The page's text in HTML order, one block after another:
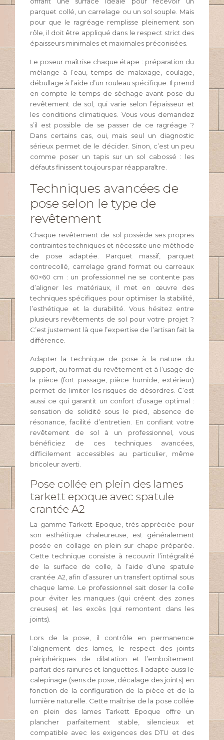
parquet collé, un carrelage ou un sol souple. Mais
pour que le ragréage remplisse pleinement son
rôle, il doit être appliqué dans le respect strict des
épaisseurs minimales et maximales préconisées.
Le poseur maîtrise chaque étape : préparation du
mélange à l’eau, temps de malaxage, coulage,
débullage à l’aide d’un rouleau spécifique. Il prend
en compte le temps de séchage avant pose du
revêtement de sol, qui varie selon l’épaisseur et
les conditions climatiques. Vous vous demandez
s’il est possible de se passer de ce ragréage ?
Dans certains cas, oui, mais seul un diagnostic
sérieux permet de le décider. Sinon, c’est un peu
comme poser un tapis sur un sol cabossé : les
défauts finissent toujours par réapparaître.
Techniques avancées de
pose selon le type de
revêtement
Chaque revêtement de sol possède ses propres
contraintes techniques et nécessite une méthode
de pose adaptée. Parquet massif, parquet
contrecollé, carrelage grand format ou carreaux
60×60 cm : un professionnel ne se contente pas
d’aligner les matériaux, il met en œuvre des
techniques spécifiques pour optimiser la stabilité,
l’esthétique et la durabilité. Vous hésitez entre
plusieurs revêtements de sol pour votre projet ?
C’est justement là que l’expertise de l’artisan fait la
différence.
Adapter la technique de pose à la nature du
support, au format du revêtement et à l’usage de
la pièce (fort passage, pièce humide, extérieur)
permet de limiter les risques de désordres. C’est
aussi ce qui garantit un confort d’usage optimal :
sensation de solidité sous le pied, absence de
résonance, facilité d’entretien. En confiant votre
revêtement de sol à un professionnel, vous
bénéficiez de ces techniques avancées,
difficilement accessibles au particulier, même
bricoleur averti.
Pose collée en plein des lames
tarkett epoque avec spatule
crantée A2
La gamme Tarkett Epoque, très appréciée pour
son esthétique chaleureuse, est généralement
posée en collage en plein sur chape préparée.
Cette technique consiste à recouvrir l’intégralité
de la surface de colle, à l’aide d’une spatule
crantée A2, afin d’assurer un transfert optimal sous
chaque lame. Le professionnel sait doser la colle
pour éviter les manques (qui créent des zones
creuses) et les excès (qui remontent dans les
joints).
Lors de la pose, il contrôle en permanence
l’alignement des lames, le respect des joints
périphériques de dilatation et l’emboîtement
parfait des rainures et languettes. Il adapte aussi le
calepinage (sens de pose, décalage des joints) en
fonction de la configuration de la pièce et de la
lumière naturelle. Cette maîtrise de la pose collée
en plein des lames Tarkett Epoque offre un
plancher parfaitement stable, silencieux et
compatible avec les exigences des DTU et des